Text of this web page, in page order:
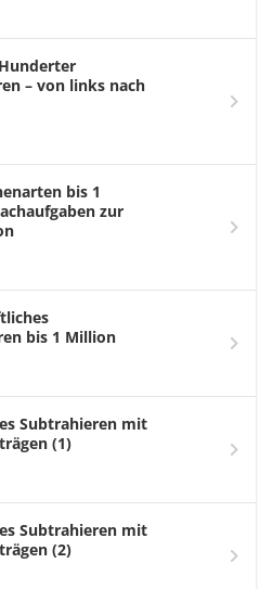
– von links nach
bis 1
zur
bis 1 Million
Subtrahieren mit
(1)
Subtrahieren mit
(2)